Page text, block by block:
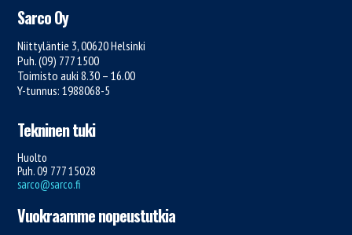
Sarco Oy
Niittyläntie 3, 00620 Helsinki
Puh. (09) 777 1500
Toimisto auki 8.30 – 16.00
Y-tunnus: 1988068-5
Tekninen tuki
Huolto
Puh. 09 777 15028
sarco@sarco.fi
Vuokraamme nopeustutkia